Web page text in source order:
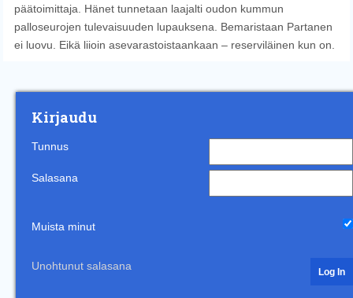
päätoimittaja. Hänet tunnetaan laajalti oudon kummun
palloseurojen tulevaisuuden lupauksena. Bemaristaan Partanen
ei luovu. Eikä liioin asevarastoistaankaan – reserviläinen kun on.
Kirjaudu
Tunnus
Salasana
Muista minut
Unohtunut salasana